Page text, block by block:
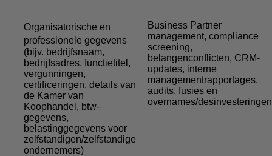
Organisatorische en
professionele gegevens
(bijv. bedrijfsnaam,
bedrijfsadres, functietitel,
vergunningen,
certificeringen, details van
de Kamer van
Koophandel, btw-
gegevens,
belastinggegevens voor
zelfstandigen/zelfstandige
ondernemers)
Business Partner
management, compliance
screening,
belangenconflicten, CRM-
updates, interne
managementrapportages,
audits, fusies en
overnames/